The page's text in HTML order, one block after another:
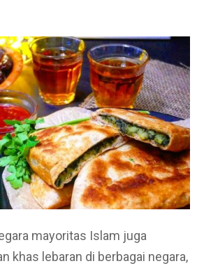
mayoritas Islam juga
khas lebaran di berbagai negara,